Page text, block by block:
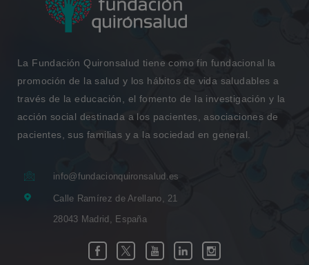
La Fundación Quironsalud tiene como fin fundacional la
promoción de la salud y los hábitos de vida saludables a
través de la educación, el fomento de la investigación y la
acción social destinada a los pacientes, asociaciones de
pacientes, sus familias y a la sociedad en general.
info@fundacionquironsalud.es
Calle Ramírez de Arellano, 21
28043 Madrid, España
Facebook
Enlace Twitter
Enlace Youtube
Enlace Linkedin
Enlace Instagram
Enlace